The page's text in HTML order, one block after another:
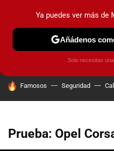
PRUEBAS COCHES
HOY SE HABLA DE
Famosos Seguridad
Prueba: Opel
Ya puedes ver más de
Añádenos
Solo necesitas